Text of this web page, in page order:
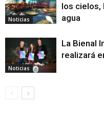
Noticias
los cielos,
agua
Noticias
La Bienal
realizará